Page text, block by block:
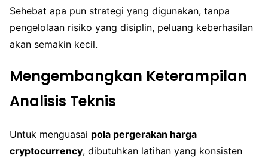
Sehebat apa pun strategi yang digunakan, tanpa
pengelolaan risiko yang disiplin, peluang keberhasilan
akan semakin kecil.
Mengembangkan Keterampilan
Analisis Teknis
Untuk menguasai pola pergerakan harga
cryptocurrency, dibutuhkan latihan yang konsisten